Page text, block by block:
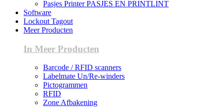
Pasjes Printer PASJES EN PRINTLINT
Software
Lockout Tagout
Meer Producten
In Meer Producten
Barcode / RFID scanners
Labelmate Un/Re-winders
Pictogrammen
RFID
Zone Afbakening